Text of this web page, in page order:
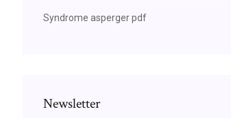
Syndrome asperger pdf
Newsletter